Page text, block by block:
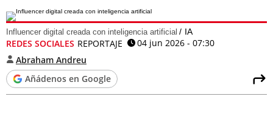
Influencer digital creada con inteligencia artificial IA
REDES SOCIALES REPORTAJE
04 jun 2026 - 07:30
Abraham Andreu
Añádenos en Google